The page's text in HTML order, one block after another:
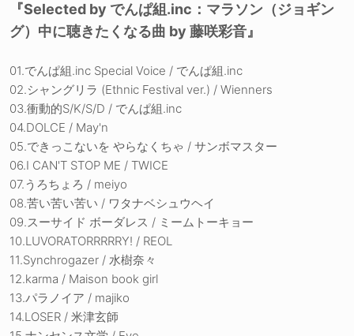
『Selected by でんぱ組.inc：マラソン（ジョギン
グ）中に聴きたくなる曲 by 藤咲彩音』
01.でんぱ組.inc Special Voice / でんぱ組.inc
02.シャングリラ (Ethnic Festival ver.) / Wienners
03.衝動的S/K/S/D / でんぱ組.inc
04.DOLCE / May'n
05.できっこないを やらなくちゃ / サンボマスター
06.I CAN'T STOP ME / TWICE
07.うろちょろ / meiyo
08.苦い苦い苦い / ワタナベシュウヘイ
09.スーサイド ボーダレス / ミームトーキョー
10.LUVORATORRRRRY! / REOL
11.Synchrogazer / 水樹奈々
12.karma / Maison book girl
13.パラノイア / majiko
14.LOSER / 米津玄師